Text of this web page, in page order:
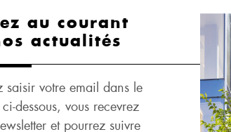
au courant
actualités
saisir votre email dans le
dessous, vous recevrez
et pourrez suivre